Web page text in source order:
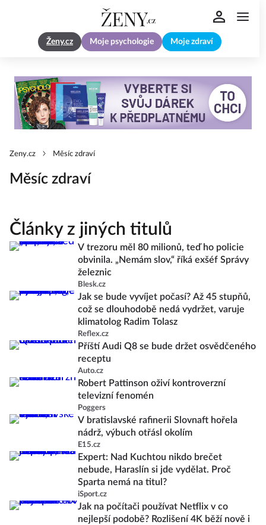
Ženy.cz Moje psychologie Moje zdraví
Zeny.cz Měsíc zdraví
Měsíc zdraví
Články z jiných titulů
V trezoru měl 80 milionů, teď ho policie
obvinila. „Nemám slov,“ říká exšéf Správy
železnic
Blesk.cz
Jak se bude vyvíjet počasí? Až 45 stupňů,
což se dlouhodobě nedá vydržet, varuje
klimatolog Radim Tolasz
Reflex.cz
Příští Audi Q8 se bude držet osvědčeného
receptu
Auto.cz
Robert Pattinson oživí kontroverzní
televizní fenomén
Poggers
V bratislavské rafinerii Slovnaft hořela
nádrž, výbuch otřásl okolím
E15.cz
Expert: Nad Kuchtou nikdo brečet
nebude, Haraslín si jde vydělat. Proč
Sparta nemá na titul?
iSport.cz
Jak na počítači používat Netflix v co
nejlepší podobě? Rozlišení 4K běží nově i